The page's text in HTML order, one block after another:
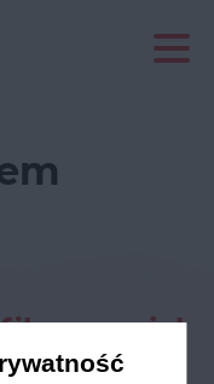
w social